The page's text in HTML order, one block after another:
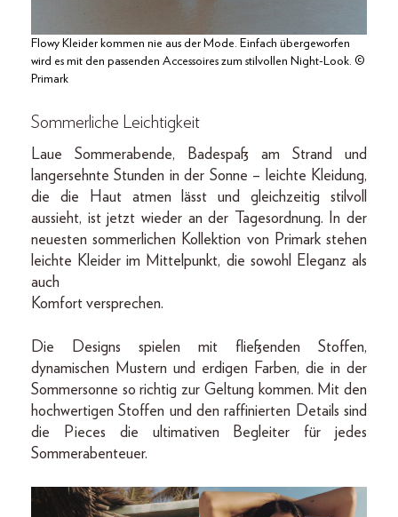
Flowy Kleider kommen nie aus der Mode. Einfach übergeworfen
wird es mit den passenden Accessoires zum stilvollen Night-Look. ©
Primark
Sommerliche Leichtigkeit
Laue Sommerabende, Badespaß am Strand und
langersehnte Stunden in der Sonne – leichte Kleidung,
die die Haut atmen lässt und gleichzeitig stilvoll
aussieht, ist jetzt wieder an der Tagesordnung. In der
neuesten sommerlichen Kollektion von Primark stehen
leichte Kleider im Mittelpunkt, die sowohl Eleganz als
auch
Komfort versprechen.
Die Designs spielen mit fließenden Stoffen,
dynamischen Mustern und erdigen Farben, die in der
Sommersonne so richtig zur Geltung kommen. Mit den
hochwertigen Stoffen und den raffinierten Details sind
die Pieces die ultimativen Begleiter für jedes
Sommerabenteuer.